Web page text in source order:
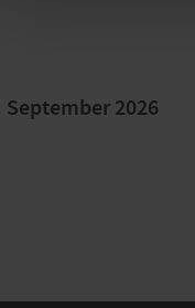
2026